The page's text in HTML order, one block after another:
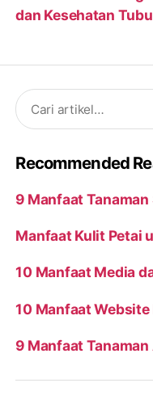
dan Kesehatan
Search
for:
Recommended
9 Manfaat
Manfaat Kulit Petai
10 Manfaat Media
10 Manfaat
9 Manfaat